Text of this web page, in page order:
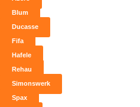
Blum
Ducasse
Fifa
Hafele
Rehau
Simonswerk
Spax